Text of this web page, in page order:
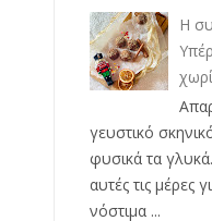
Η
γευστικό
φυσικά τα
αυτές τις μέρες
νόστιμα ...